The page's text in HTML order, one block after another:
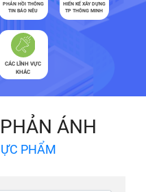
PHẢN HỒI THÔNG
TIN BÁO NÊU
HIẾN KẾ XÂY DỰNG
TP THÔNG MINH
CÁC LĨNH VỰC
KHÁC
ÁNH
PHẨM